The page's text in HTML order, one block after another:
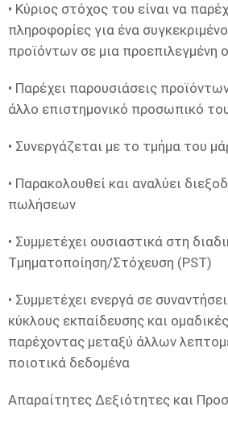
• Κύριος στόχος του είναι να
πληροφορίες για ένα
προϊόντων σε μια προεπιλεγμένη
• Παρέχει παρουσιάσεις
άλλο επιστημονικό προσωπικό
• Συνεργάζεται με το τμήμα του
• Παρακολουθεί και αναλύει
πωλήσεων
• Συμμετέχει ουσιαστικά στη
Τμηματοποίηση/Στόχευση (PST)
• Συμμετέχει ενεργά σε
κύκλους εκπαίδευσης και
παρέχοντας μεταξύ άλλων
ποιοτικά δεδομένα
Απαραίτητες Δεξιότητες και